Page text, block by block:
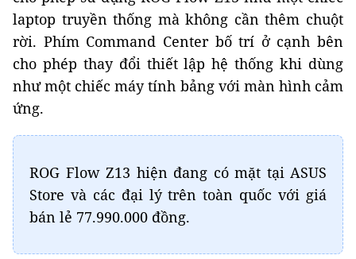
laptop truyền thống mà không cần thêm chuột
rời. Phím Command Center bố trí ở cạnh bên
cho phép thay đổi thiết lập hệ thống khi dùng
như một chiếc máy tính bảng với màn hình cảm
ứng.
ROG Flow Z13 hiện đang có mặt tại ASUS
Store và các đại lý trên toàn quốc với giá
bán lẻ 77.990.000 đồng.